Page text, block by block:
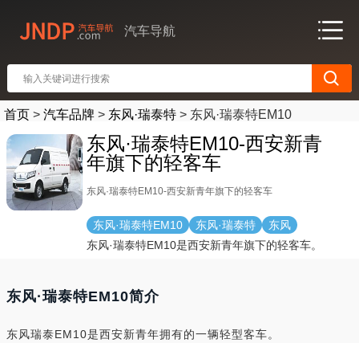
汽车导航
首页 > 汽车品牌 > 东风·瑞泰特 > 东风·瑞泰特EM10
东风·瑞泰特EM10-西安新青
年旗下的轻客车
东风·瑞泰特EM10-西安新青年旗下的轻客车
东风·瑞泰特EM10 东风·瑞泰特
东风
东风·瑞泰特EM10是西安新青年旗下的轻客车。
东风·瑞泰特EM10简介
东风瑞泰EM10是西安新青年拥有的一辆轻型客车。